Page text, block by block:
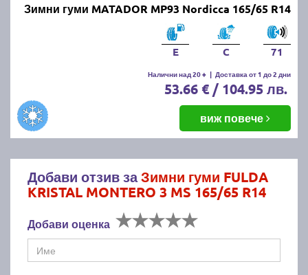
Зимни гуми MATADOR MP93 Nordicca 165/65 R14
E C 71
Налични над 20 + | Доставка от 1 до 2 дни
53.66 € / 104.95 лв.
виж повече
Добави отзив заЗимни гуми FULDA
KRISTAL MONTERO 3 MS 165/65 R14
Добави оценка